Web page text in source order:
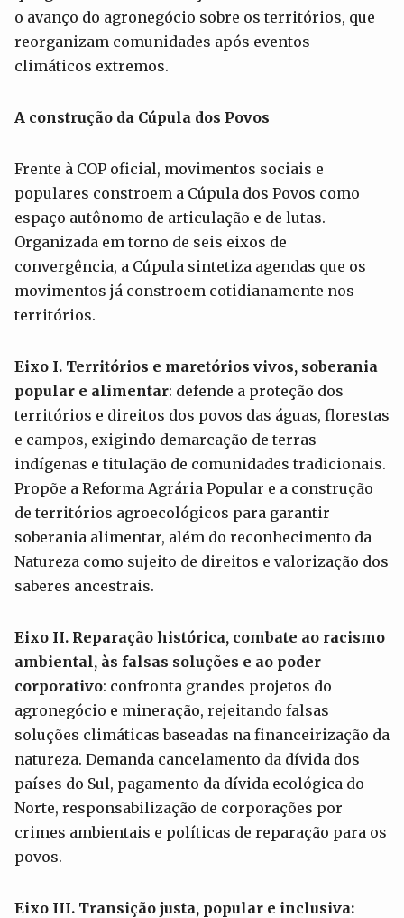
o avanço do agronegócio sobre os territórios, que
reorganizam comunidades após eventos
climáticos extremos.
A construção da Cúpula dos Povos
Frente à COP oficial, movimentos sociais e
populares constroem a Cúpula dos Povos como
espaço autônomo de articulação e de lutas.
Organizada em torno de seis eixos de
convergência, a Cúpula sintetiza agendas que os
movimentos já constroem cotidianamente nos
territórios.
Eixo I. Territórios e maretórios vivos, soberania
popular e alimentar: defende a proteção dos
territórios e direitos dos povos das águas, florestas
e campos, exigindo demarcação de terras
indígenas e titulação de comunidades tradicionais.
Propõe a Reforma Agrária Popular e a construção
de territórios agroecológicos para garantir
soberania alimentar, além do reconhecimento da
Natureza como sujeito de direitos e valorização dos
saberes ancestrais.
Eixo II. Reparação histórica, combate ao racismo
ambiental, às falsas soluções e ao poder
corporativo: confronta grandes projetos do
agronegócio e mineração, rejeitando falsas
soluções climáticas baseadas na financeirização da
natureza. Demanda cancelamento da dívida dos
países do Sul, pagamento da dívida ecológica do
Norte, responsabilização de corporações por
crimes ambientais e políticas de reparação para os
povos.
Eixo III. Transição justa, popular e inclusiva: